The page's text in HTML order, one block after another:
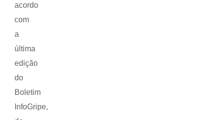
acordo
com
a
última
edição
do
Boletim
InfoGripe,